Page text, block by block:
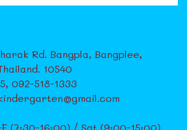
Rd. Bangpla, Bangplee,
10540
092-518-1333
(7:30-16:00) / Sat (9:00-15:00)